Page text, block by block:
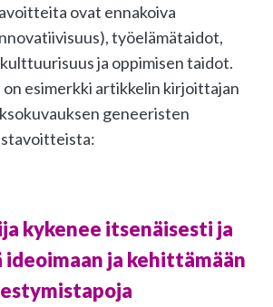
ovat ennakoiva
työelämätaidot,
ja oppimisen taidot.
on esimerkki artikkelin kirjoittajan
geneeristen
kykenee itsenäisesti ja
ideoimaan ja kehittämään